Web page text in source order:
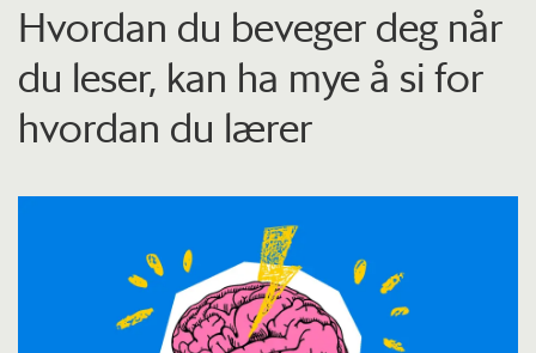
Hvordan du beveger deg når
du leser, kan ha mye å si for
hvordan du lærer